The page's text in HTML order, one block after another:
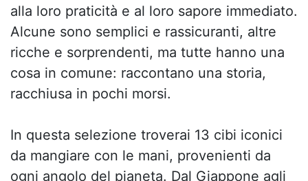
alla loro praticità e al loro sapore immediato.
Alcune sono semplici e rassicuranti, altre
ricche e sorprendenti, ma tutte hanno una
cosa in comune: raccontano una storia,
racchiusa in pochi morsi.
In questa selezione troverai 13 cibi iconici
da mangiare con le mani, provenienti da
ogni angolo del pianeta. Dal Giappone agli